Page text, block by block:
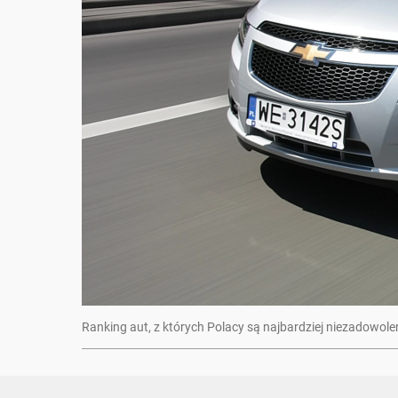
Ranking aut, z których Polacy są najbardziej